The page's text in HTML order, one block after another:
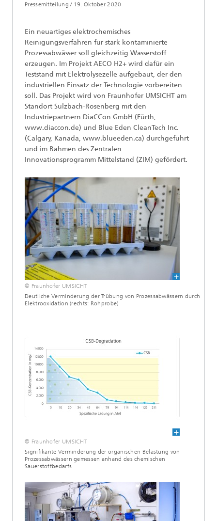
Pressemitteilung / 19. Oktober 2020
Ein neuartiges elektrochemisches
Reinigungsverfahren für stark kontaminierte
Prozessabwässer soll gleichzeitig Wasserstoff
erzeugen. Im Projekt AECO H2+ wird dafür ein
Teststand mit Elektrolysezelle aufgebaut, der den
industriellen Einsatz der Technologie vorbereiten
soll. Das Projekt wird von Fraunhofer UMSICHT am
Standort Sulzbach-Rosenberg mit den
Industriepartnern DiaCCon GmbH (Fürth,
www.diaccon.de) und Blue Eden CleanTech Inc.
(Calgary, Kanada, www.blueeden.ca) durchgeführt
und im Rahmen des Zentralen
Innovationsprogramm Mittelstand (ZIM) gefördert.
© Fraunhofer UMSICHT
Deutliche Verminderung der Trübung von Prozessabwässern durch
Elektrooxidation (rechts: Rohprobe)
© Fraunhofer UMSICHT
Signifikante Verminderung der organischen Belastung von
Prozessabwässern gemessen anhand des chemischen
Sauerstoffbedarfs